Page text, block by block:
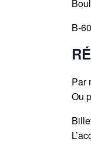
B-
Par
Ou